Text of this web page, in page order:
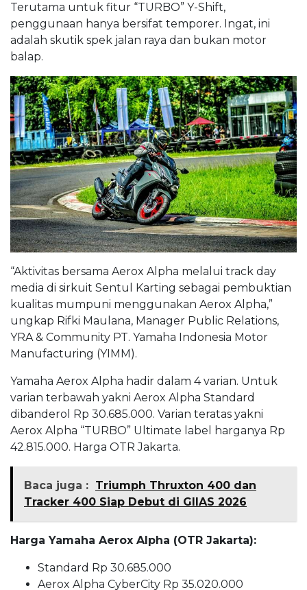
Terutama untuk fitur “TURBO” Y-Shift,
penggunaan hanya bersifat temporer. Ingat, ini
adalah skutik spek jalan raya dan bukan motor
balap.
“Aktivitas bersama Aerox Alpha melalui track day
media di sirkuit Sentul Karting sebagai pembuktian
kualitas mumpuni menggunakan Aerox Alpha,”
ungkap Rifki Maulana, Manager Public Relations,
YRA & Community PT. Yamaha Indonesia Motor
Manufacturing (YIMM).
Yamaha Aerox Alpha hadir dalam 4 varian. Untuk
varian terbawah yakni Aerox Alpha Standard
dibanderol Rp 30.685.000. Varian teratas yakni
Aerox Alpha “TURBO” Ultimate label harganya Rp
42.815.000. Harga OTR Jakarta.
Baca juga : Triumph Thruxton 400 dan
Tracker 400 Siap Debut di GIIAS 2026
Harga Yamaha Aerox Alpha (OTR Jakarta):
Standard Rp 30.685.000
Aerox Alpha CyberCity Rp 35.020.000